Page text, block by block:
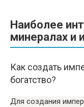
Наиболее
минералах и
Как создать
богатство?
Для создания